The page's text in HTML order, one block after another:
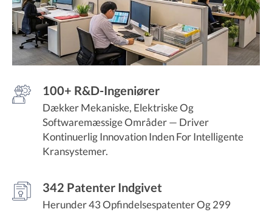
100+ R&D-Ingeniører
Dækker Mekaniske, Elektriske Og
Softwaremæssige Områder — Driver
Kontinuerlig Innovation Inden For Intelligente
Kransystemer.
342 Patenter Indgivet
Herunder 43 Opfindelsespatenter Og 299